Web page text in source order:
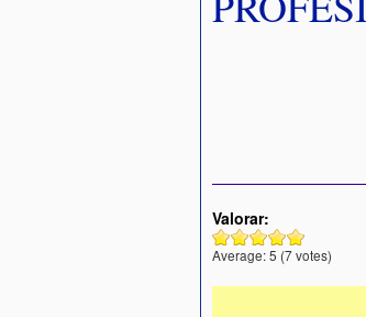
Valorar:
Average:5 (7votes)